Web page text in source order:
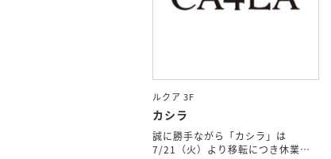
ルクア 3F
カシラ
誠に勝手ながら「カシラ」は
7/21（火）より移転につき休業…